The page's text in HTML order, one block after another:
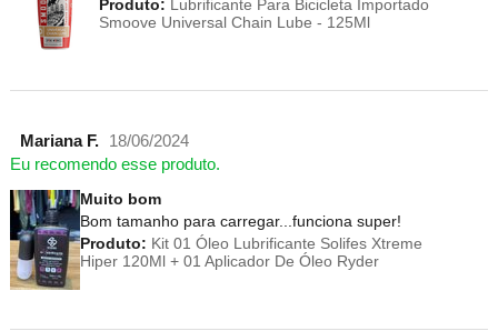
Produto: Lubrificante Para Bicicleta Importado
Smoove Universal Chain Lube - 125Ml
Mariana F.
18/06/2024
Eu recomendo esse produto.
Muito bom
Bom tamanho para carregar...funciona super!
Produto: Kit 01 Óleo Lubrificante Solifes Xtreme
Hiper 120Ml + 01 Aplicador De Óleo Ryder